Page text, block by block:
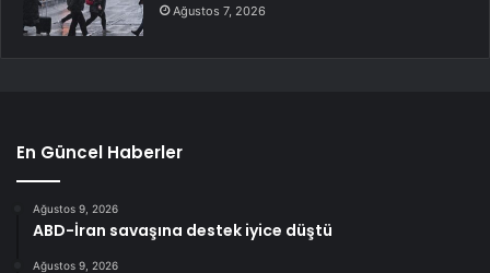
Ağustos 7, 2026
En Güncel Haberler
Ağustos 9, 2026
ABD-İran savaşına destek iyice düştü
Ağustos 9, 2026